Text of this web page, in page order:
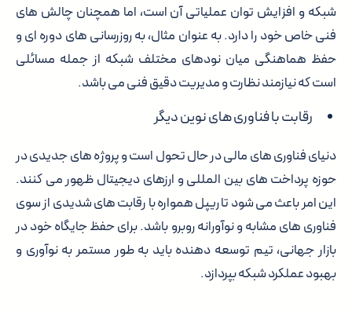
شبکه و افزایش توان عملیاتی آن است، اما همچنان چالش های
فنی خاص خود را دارد. به عنوان مثال، به روزرسانی های دوره ای و
حفظ هماهنگی میان نودهای مختلف شبکه از جمله مسائلی
است که نیازمند نظارت و مدیریت دقیق فنی می باشد.
رقابت با فناوری های نوین دیگر
دنیای فناوری های مالی در حال تحول است و پروژه های جدیدی در
حوزه پرداخت های بین المللی و ارزهای دیجیتال ظهور می کنند.
این امر باعث می شود تا ریپل همواره با رقابت های شدیدی از سوی
فناوری های مشابه و نوآورانه روبرو باشد. برای حفظ جایگاه خود در
بازار جهانی، تیم توسعه دهنده باید به طور مستمر به نوآوری و
بهبود عملکرد شبکه بپردازد.